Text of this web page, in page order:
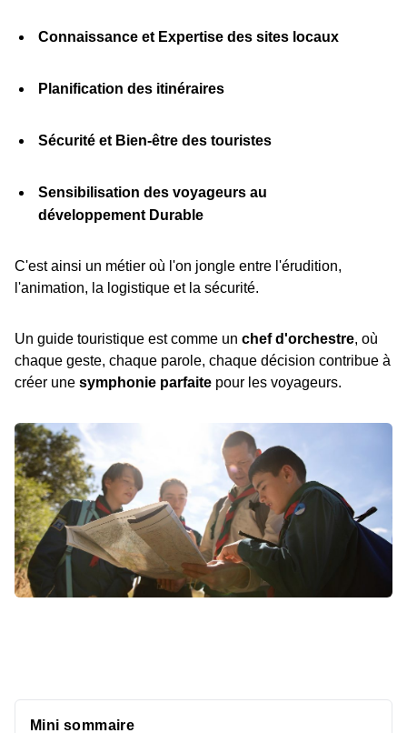
Connaissance et Expertise des sites locaux
Planification des itinéraires
Sécurité et Bien-être des touristes
Sensibilisation des voyageurs au
développement Durable
C'est ainsi un métier où l'on jongle entre l'érudition,
l'animation, la logistique et la sécurité.
Un guide touristique est comme un chef d'orchestre, où
chaque geste, chaque parole, chaque décision contribue à
créer une symphonie parfaite pour les voyageurs.
Mini sommaire